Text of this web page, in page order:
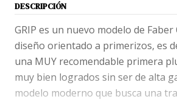
DESCRIPCIÓN
GRIP es un nuevo modelo de Faber
diseño orientado a primerizos, es
una MUY recomendable primera
muy bien logrados sin ser de alta
modelo moderno que busca una